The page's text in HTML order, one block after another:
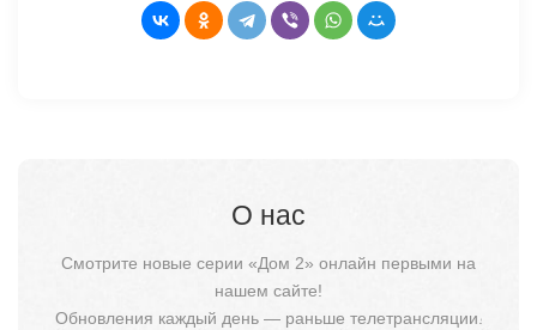
О нас
Смотрите новые серии «Дом 2» онлайн первыми на
нашем сайте!
Обновления каждый день — раньше телетрансляции.